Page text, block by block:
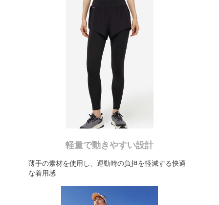
軽量で動きやすい設計
薄手の素材を使用し、運動時の負担を軽減する快適
な着用感